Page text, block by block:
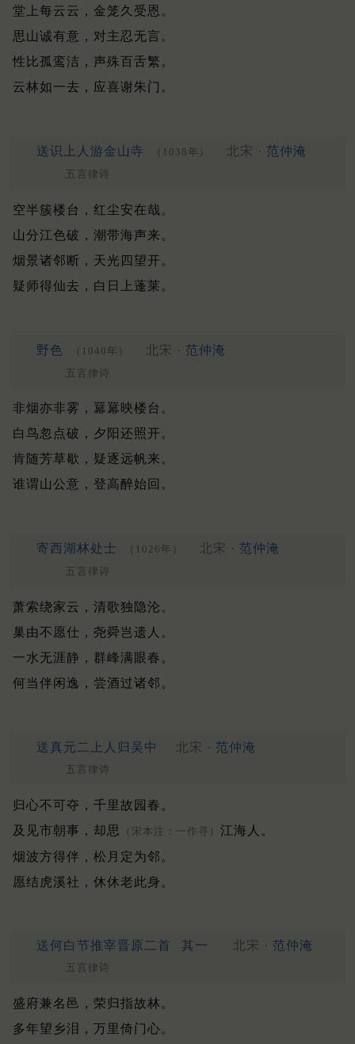
堂上每云云，金笼久受恩。
思山诚有意，对主忍无言。
性比孤鸾洁，声殊百舌繁。
云林如一去，应喜谢朱门。
送识上人游金山寺 （1038年） 北宋 · 范仲淹
五言律诗
空半簇楼台，红尘安在哉。
山分江色破，潮带海声来。
烟景诸邻断，天光四望开。
疑师得仙去，白日上蓬莱。
野色 （1040年） 北宋 · 范仲淹
五言律诗
非烟亦非雾，羃羃映楼台。
白鸟忽点破，夕阳还照开。
肯随芳草歇，疑逐远帆来。
谁谓山公意，登高醉始回。
寄西湖林处士 （1026年） 北宋 · 范仲淹
五言律诗
萧索绕家云，清歌独隐沦。
巢由不愿仕，尧舜岂遗人。
一水无涯静，群峰满眼春。
何当伴闲逸，尝酒过诸邻。
送真元二上人归吴中 北宋 · 范仲淹
五言律诗
归心不可夺，千里故园春。
及见市朝事，却思
（宋本注：一作寻） 江海人。
烟波方得伴，松月定为邻。
愿结虎溪社，休休老此身。
送何白节推宰晋原二首 其一 北宋 · 范仲淹
五言律诗
盛府兼名邑，荣归指故林。
多年望乡泪，万里倚门心。